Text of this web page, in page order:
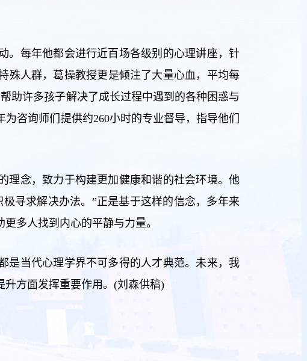
。每年他都会进行近百场各级别的心理讲座，针
殊人群，葛操教授更是倾注了大量心血，平均每
助许多孩子解决了成长过程中遇到的各种困惑与
咨询师们提供约260小时的专业督导，指导他们
理念，致力于构建更加健康和谐的社会环境。他
寻求解决办法。”正是基于这样的信念，多年来
多人找到内心的平静与力量。
是当代心理学界不可多得的人才典范。未来，我
方面发挥重要作用。(刘森供稿)